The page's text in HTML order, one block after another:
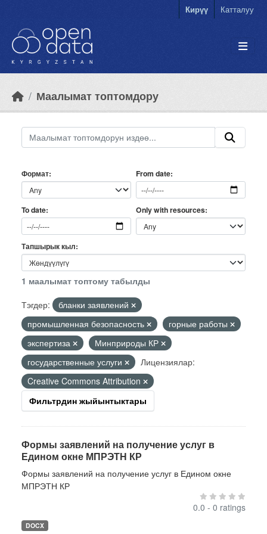
Кирүү Катталуу
Маалымат топтомдору
Формат From date
To date Only with resources
Тапшырык кыл
1 маалымат топтому табылды
Тэгдер:
бланки заявлений
промышленная безопасность
горные работы
экспертиза
Минприроды КР
государственные услуги
Лицензиялар:
Creative Commons Attribution
Фильтрдин жыйынтыктары
Формы заявлений на получение услуг в
Едином окне МПРЭТН КР
Формы заявлений на получение услуг в Едином окне
МПРЭТН КР
0.0 - 0 ratings
DOCX